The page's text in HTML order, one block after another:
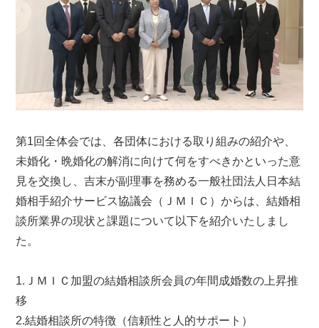
第1回全体会では、各団体における取り組みの紹介や、
未婚化・晩婚化の解消に向けて何をすべきかといった意
見を交換し、吉末が副理事を務める一般社団法人日本結
婚相手紹介サービス協議会（ＪＭＩＣ）からは、結婚相
談所業界の現状と課題について以下を紹介いたしまし
た。
1.ＪＭＩＣ加盟の結婚相談所会員の年間成婚数の上昇推
移
2.結婚相談所の特徴（信頼性と人的サポート）